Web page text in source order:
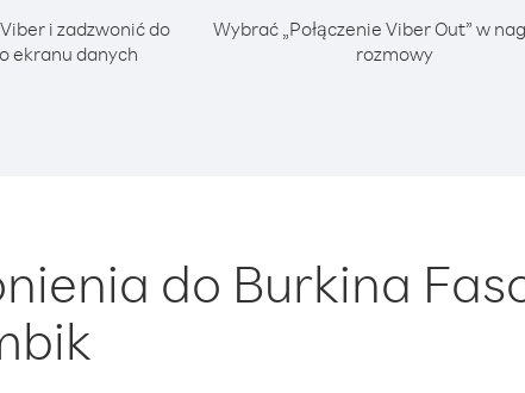
i zadzwonić do
ekranu danych
Wybrać „Połączenie Viber Out” w
rozmowy
do Burkina